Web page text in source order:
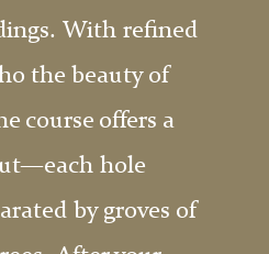
With refined
the beauty of
course offers a
hole
by groves of